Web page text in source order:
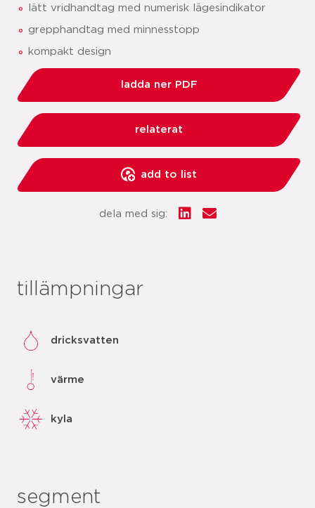
lätt vridhandtag med numerisk lägesindikator
grepphandtag med minnesstopp
kompakt design
ladda ner PDF
relaterat
add to list
dela med sig:
tillämpningar
dricksvatten
värme
kyla
segment